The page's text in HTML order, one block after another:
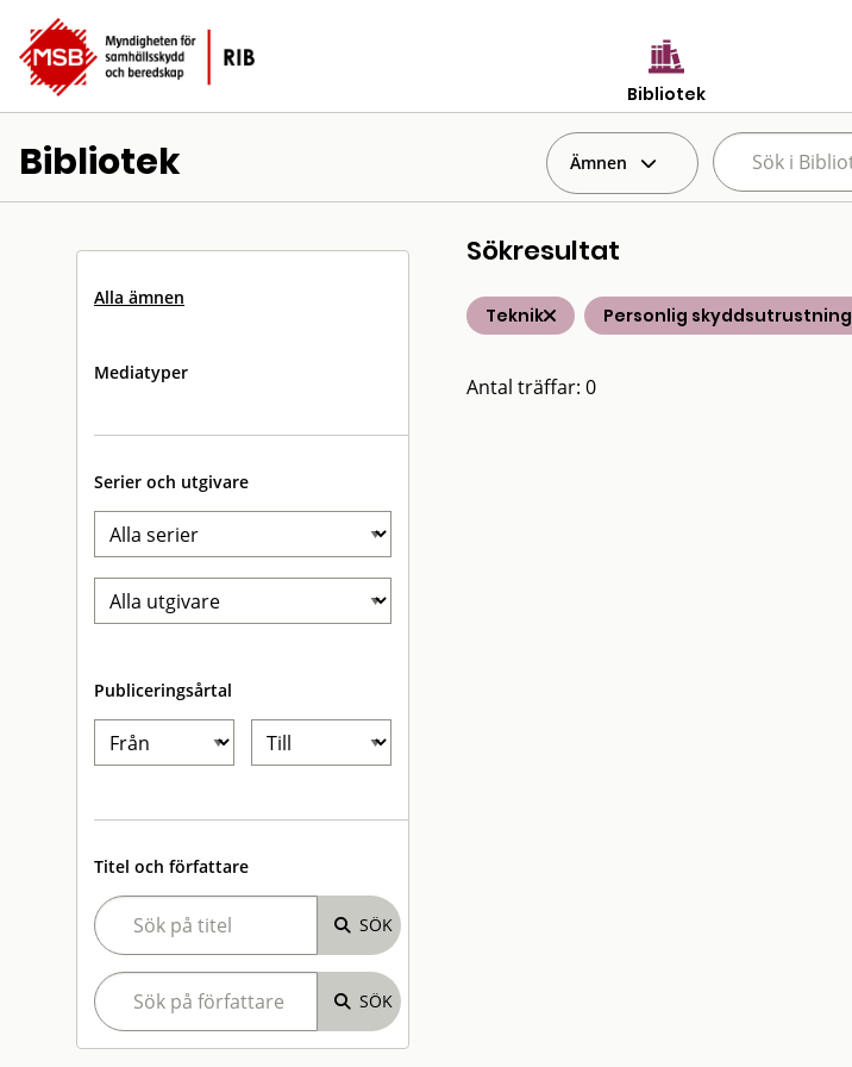
Bibliotek
Bibliotek Ämnen
Alla ämnen
Mediatyper
Serier och utgivare
Publiceringsårtal
Titel och författare
Sökresultat
Teknik Personlig skyddsutrustning
Antal träffar: 0